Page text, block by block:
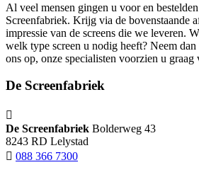
Al veel mensen gingen u voor en
Screenfabriek. Krijg via de bovenstaande
impressie van de screens die we leveren.
welk type screen u nodig heeft? Neem
ons op, onze specialisten voorzien u graag
De Screenfabriek
De Screenfabriek Bolderweg 43
8243 RD Lelystad
088 366 7300